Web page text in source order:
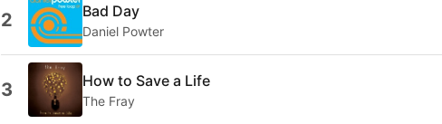
2 Bad Day
Daniel Powter
3 How to Save a Life
The Fray